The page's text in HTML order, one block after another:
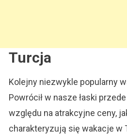
Turcja
Kolejny niezwykle popularny
Powrócił w nasze łaski
względu na atrakcyjne ceny,
charakteryzują się wakacje w